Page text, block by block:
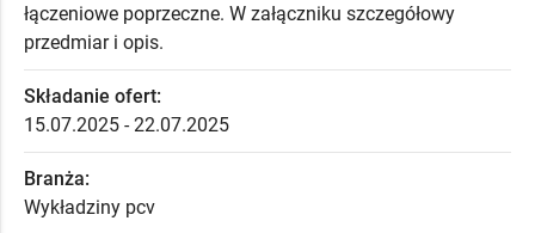
łączeniowe poprzeczne. W załączniku szczegółowy
przedmiar i opis.
Składanie ofert:
15.07.2025 - 22.07.2025
Branża:
Wykładziny pcv